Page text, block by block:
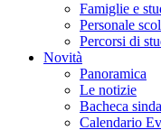
Famiglie e
Personale
Percorsi di
Novità
Panoramica
Le notizie
Bacheca
Calendario